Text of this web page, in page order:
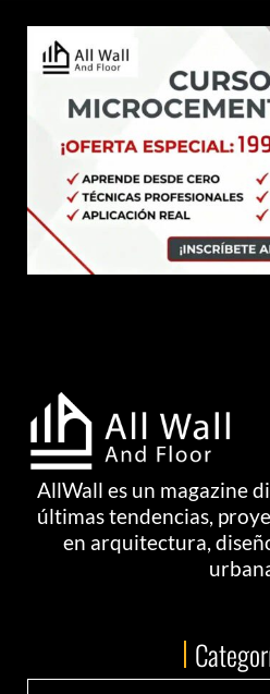
AllWall es un magazine
últimas tendencias,
en arquitectura,